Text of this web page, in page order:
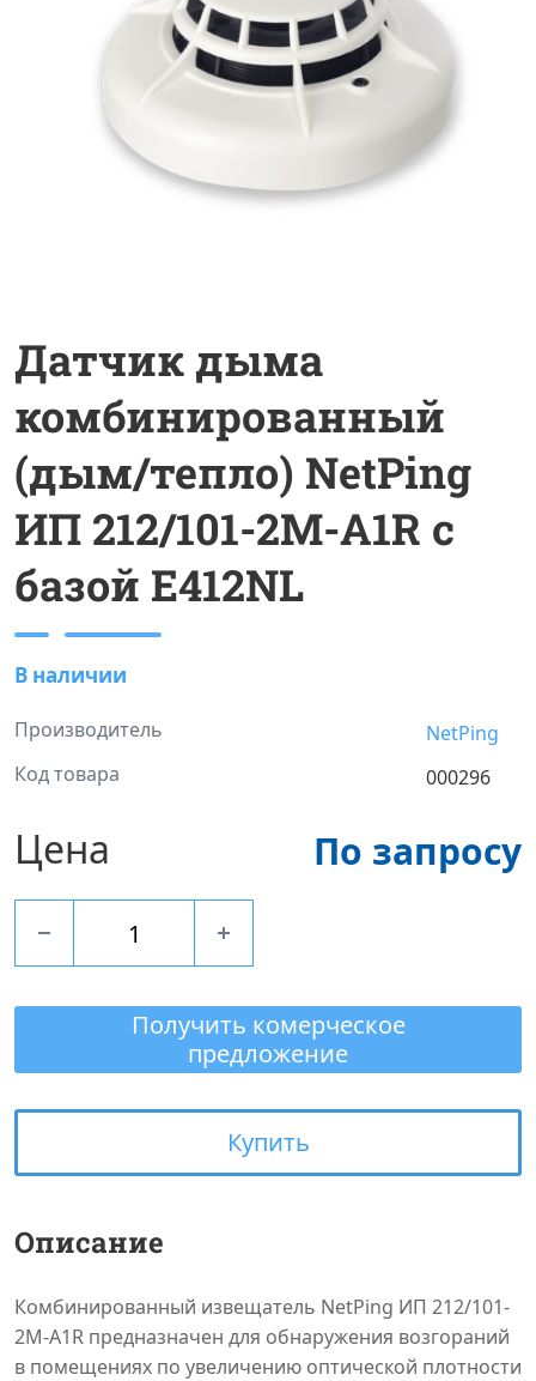
Датчик дыма
комбинированный
(дым/тепло) NetPing
ИП 212/101-2М-A1R с
базой Е412NL
В наличии
Производитель
NetPing
Код товара
000296
Цена По запросу
Получить комерческое
предложение
Купить
Описание
Комбинированный извещатель NetPing ИП 212/101-
2М-A1R предназначен для обнаружения возгораний
в помещениях по увеличению оптической плотности